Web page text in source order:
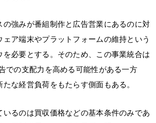
の強みが番組制作と広告営業にあるのに対
ェア端末やプラットフォームの維持という
を必要とする。そのため、この事業統合は
での支配力を高める可能性がある一方
な経営負荷をもたらす側面もある。
いるのは買収価格などの基本条件のみであ